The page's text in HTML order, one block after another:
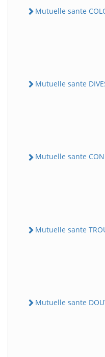
Mutuelle sante
Mutuelle sante
Mutuelle sante
Mutuelle sante
Mutuelle sante